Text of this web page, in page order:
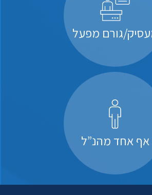
גורם מפעל
אף אחד מהנ”ל